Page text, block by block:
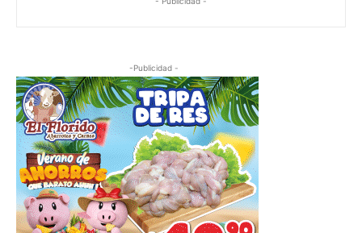
-Publicidad -